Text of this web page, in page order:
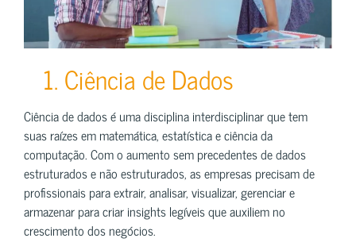
1. Ciência de Dados
Ciência de dados é uma disciplina interdisciplinar que tem
suas raízes em matemática, estatística e ciência da
computação. Com o aumento sem precedentes de dados
estruturados e não estruturados, as empresas precisam de
profissionais para extrair, analisar, visualizar, gerenciar e
armazenar para criar insights legíveis que auxiliem no
crescimento dos negócios.